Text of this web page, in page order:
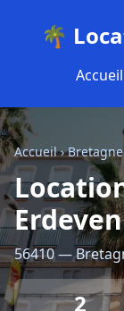
🌴
Accueil
Accueil›Bretagne
Erdeven
56410 —
2